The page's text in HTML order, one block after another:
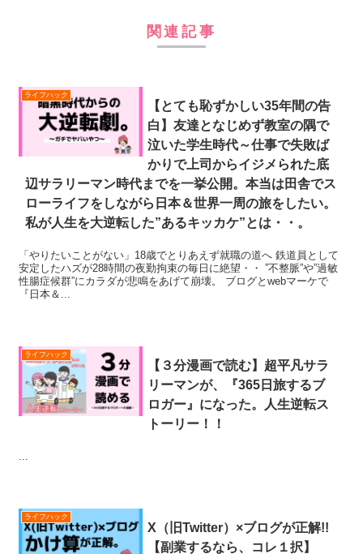
関連記事
ライフハック
【とても恥ずかしい35年間の告
白】友達となじめず教室の隅で
泣いた学生時代～仕事で失敗ば
かりで上司からイジメられた底
辺サラリーマン時代までを一挙公開。本当は田舎でス
ローライフをしながら日本＆世界一周の旅をしたい。
私が人生を大逆転した”あるキッカケ”とは・・。
「やりたいことがない」18歳でとりあえず就職の道へ 鉄道員として
安定したハズが28時間の夜勤拘束の毎日に絶望・・ ”不整脈”や”過敏
性腸症候群”にカラダが悲鳴をあげて崩壊。 ブログとwebマーケで
『日本＆...
ライフハック
【３分漫画で読む】超平凡サラ
リーマンが、『365日旅するブ
ロガー』になった。人生逆転ス
トーリー！！
...
ライフハック
X（旧Twitter）×ブログが正解!!
【副業するなら、コレ１択】